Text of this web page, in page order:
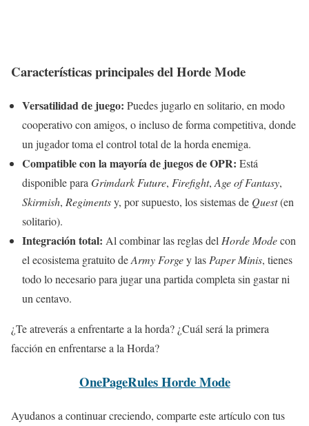
Características principales del Horde Mode
Versatilidad de juego: Puedes jugarlo en solitario, en modo
cooperativo con amigos, o incluso de forma competitiva, donde
un jugador toma el control total de la horda enemiga.
Compatible con la mayoría de juegos de OPR: Está
disponible para Grimdark Future, Firefight, Age of Fantasy,
Skirmish, Regimentsy, por supuesto, los sistemas de Quest(en
solitario).
Integración total: Al combinar las reglas del Horde Modecon
el ecosistema gratuito deArmy Forgey las Paper Minis, tienes
todo lo necesario para jugar una partida completa sin gastar ni
un centavo.
¿Te atreverás a enfrentarte a la horda? ¿Cuál será la primera
facción en enfrentarse a la Horda?
OnePageRules Horde Mode
Ayudanos a continuar creciendo, comparte este artículo con tus